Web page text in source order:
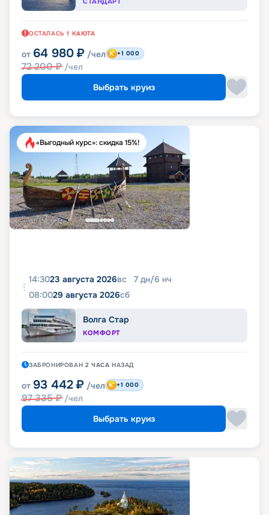
ОСТАЛАСЬ 1 КАЮТА
от 64 980 ₽ /чел
72 200₽ /чел
+1 000
Выбрать круиз
«Выгодный курс»: скидка 15%!
14:3023 августа 2026вс 7 дн/6 нч
08:0029 августа 2026сб
Волга Стар
КОМФОРТ
ЗАБРОНИРОВАН 2 ЧАСА НАЗАД
от 93 442 ₽ /чел
97 335₽ /чел
+1 000
Выбрать круиз